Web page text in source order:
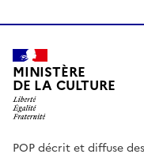
MINISTÈRE
DE LA CULTURE
POP décrit et diffuse